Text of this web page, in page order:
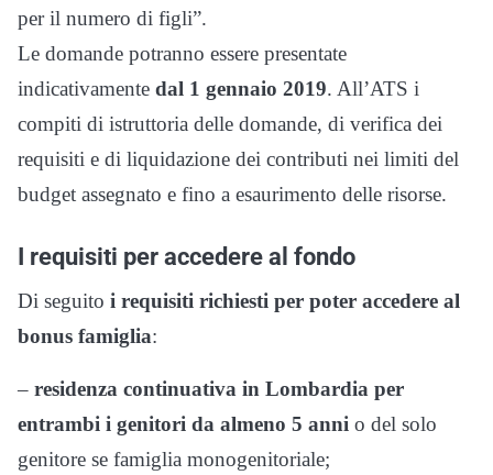
per il numero di figli”.
Le domande potranno essere presentate
indicativamente dal 1 gennaio 2019. All’ATS i
compiti di istruttoria delle domande, di verifica dei
requisiti e di liquidazione dei contributi nei limiti del
budget assegnato e fino a esaurimento delle risorse.
I requisiti per accedere al fondo
Di seguito i requisiti richiesti per poter accedere al
bonus famiglia:
– residenza continuativa in Lombardia per
entrambi i genitori da almeno 5 anni o del solo
genitore se famiglia monogenitoriale;